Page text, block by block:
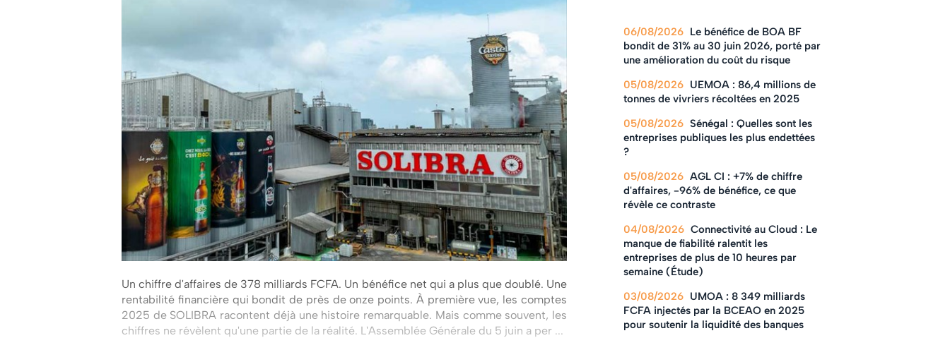
Un chiffre d'affaires de 378 milliards FCFA. Un bénéfice net qui a plus que doublé. Une
rentabilité financière qui bondit de près de onze points. À première vue, les comptes
2025 de SOLIBRA racontent déjà une histoire remarquable. Mais comme souvent, les
chiffres ne révèlent qu'une partie de la réalité. L'Assemblée Générale du 5 juin a per ...
06/08/2026 Le bénéfice de BOA BF
bondit de 31% au 30 juin 2026, porté par
une amélioration du coût du risque
05/08/2026 UEMOA : 86,4 millions de
tonnes de vivriers récoltées en 2025
05/08/2026 Sénégal : Quelles sont les
entreprises publiques les plus endettées
?
05/08/2026 AGL CI : +7% de chiffre
d'affaires, -96% de bénéfice, ce que
révèle ce contraste
04/08/2026 Connectivité au Cloud : Le
manque de fiabilité ralentit les
entreprises de plus de 10 heures par
semaine (Étude)
03/08/2026 UMOA : 8 349 milliards
FCFA injectés par la BCEAO en 2025
pour soutenir la liquidité des banques